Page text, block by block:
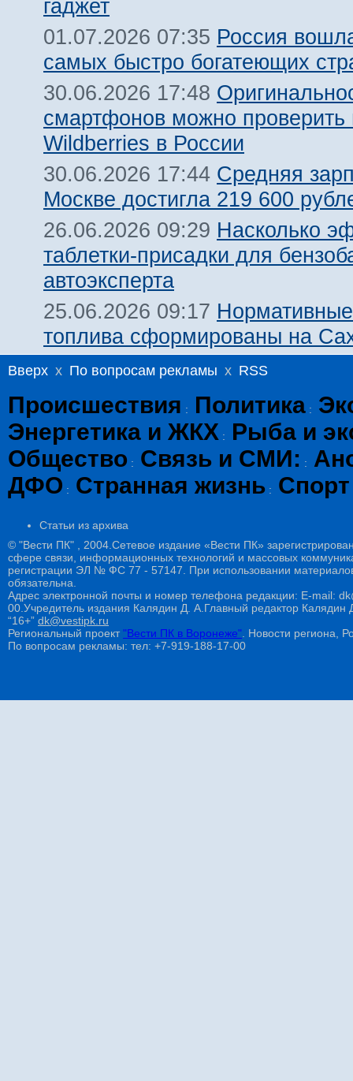
гаджет
01.07.2026 07:35 Россия
самых быстро богатеющих
30.06.2026 17:48
смартфонов можно проверить
Wildberries в России
30.06.2026 17:44 Средняя
Москве достигла 219 600
26.06.2026 09:29 Насколько
таблетки-присадки для
автоэксперта
25.06.2026 09:17
топлива сформированы на
Вверх x По вопросам рекламы x RSS
Происшествия : Политика :
Энергетика и ЖКХ :
Рыба и
Общество : Связь и СМИ: :
ДФО : Странная жизнь : Спорт
Статьи из архива
© "Вести ПК" , 2004.Сетевое издание «Вести ПК»
сфере связи, информационных технологий и массовых
регистрации ЭЛ № ФС 77 - 57147. При использовании
обязательна.
Адрес электронной почты и номер телефона редакции: E-mail:
00.Учредитель издания Калядин Д. А.Главный редактор
“16+” dk@vestipk.ru
Региональный проект"Вести ПК в Воронеже" . Новости региона,
По вопросам рекламы: тел: +7-919-188-17-00